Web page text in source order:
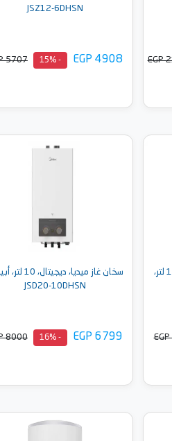
EGP
JSZ12-6DHSN
EGP 4908
- 15%
5707
أضف إلى السلة
سخان غاز انبوبه ميديا، ديجيتال، 10 لتر،
سخان غاز ميديا،
JSD20-10DHSN
EGP 6799
- 16%
8000